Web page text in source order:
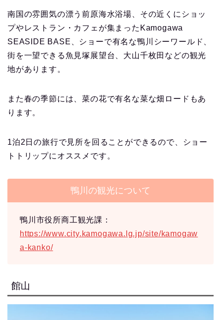
南国の雰囲気の漂う前原海水浴場、その近くにショッ
プやレストラン・カフェが集まったKamogawa
SEASIDE BASE、ショーで有名な鴨川シーワールド、
街を一望できる魚見塚展望台、大山千枚田などの観光
地があります。
また春の季節には、菜の花で有名な菜な畑ロードもあ
ります。
1泊2日の旅行で見所を回ることができるので、ショー
トトリップにオススメです。
鴨川の観光について
鴨川市役所商工観光課：
https://www.city.kamogawa.lg.jp/site/kamogaw
a-kanko/
館山